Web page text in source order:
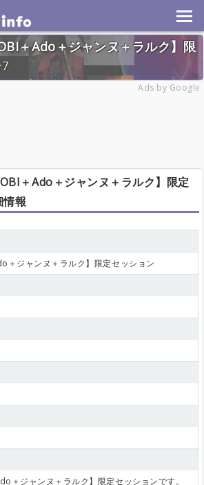
＋Ado＋ジャンヌ＋ラルク】限
7
Ads by Google
＋Ado＋ジャンヌ＋ラルク】限定
情報
＋ジャンヌ＋ラルク】限定セッション
＋ジャンヌ＋ラルク】限定セッションです。